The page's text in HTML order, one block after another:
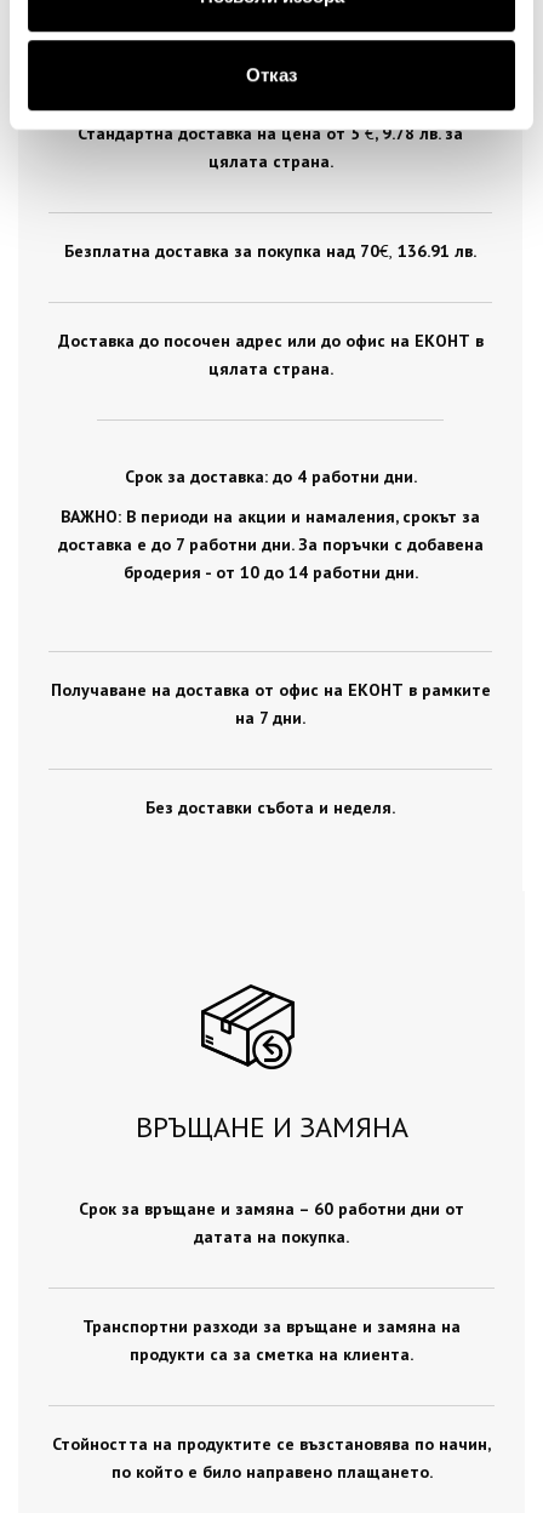
Отказ
ДОСТАВКА
Стандартна доставка на цена от 5€, 9.78 лв. за
цялата страна.
Безплатна доставка за покупка над 70€ , 136.91 лв.
Доставка до посочен адрес или до офис на ЕКОНТ в
цялата страна.
Срок за доставка: до 4 работни дни.
ВАЖНО: В периоди на акции и намаления, срокът за
доставка е до 7 работни дни. За поръчки с добавена
бродерия - от 10 до 14 работни дни.
Получаване на доставка от офис на ЕКОНТ в рамките
на 7 дни.
Без доставки събота и неделя.
ВРЪЩАНЕ И ЗАМЯНА
Срок за връщане и замяна – 60 работни дни от
датата на покупка.
Транспортни разходи за връщане и замяна на
продукти са за сметка на клиента.
Стойността на продуктите се възстановява по начин,
по който е било направено плащането.